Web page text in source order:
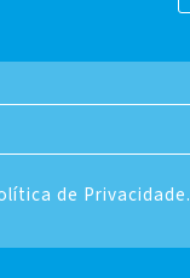
de Privacidade.